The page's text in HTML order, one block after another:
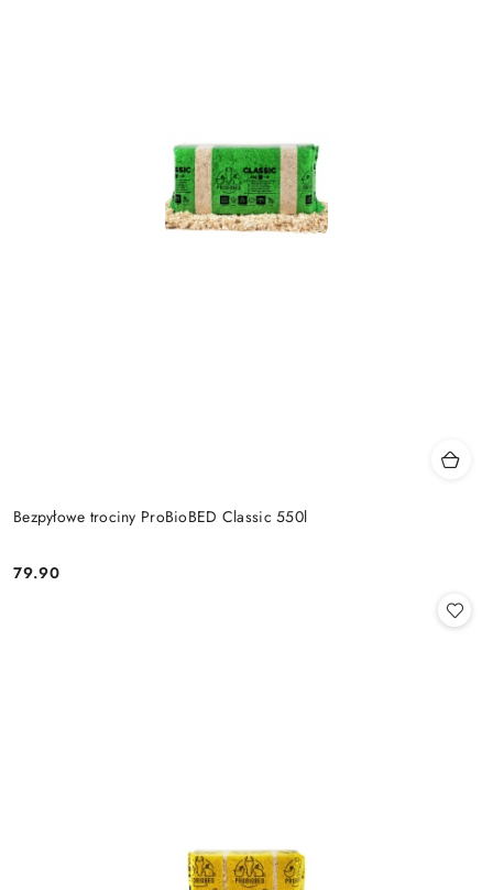
Bezpyłowe trociny ProBioBED Classic 550l
Cena:
79.90